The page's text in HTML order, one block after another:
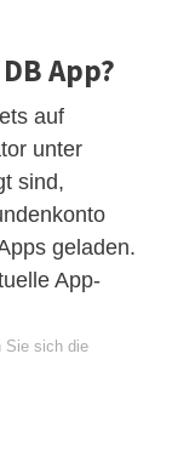
App?
auf
unter
sind,
geladen.
App-
Sie sich die